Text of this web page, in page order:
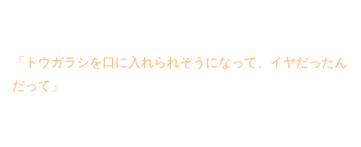
「トウガラシを口に入れられそうになって、イヤだったん
だって」